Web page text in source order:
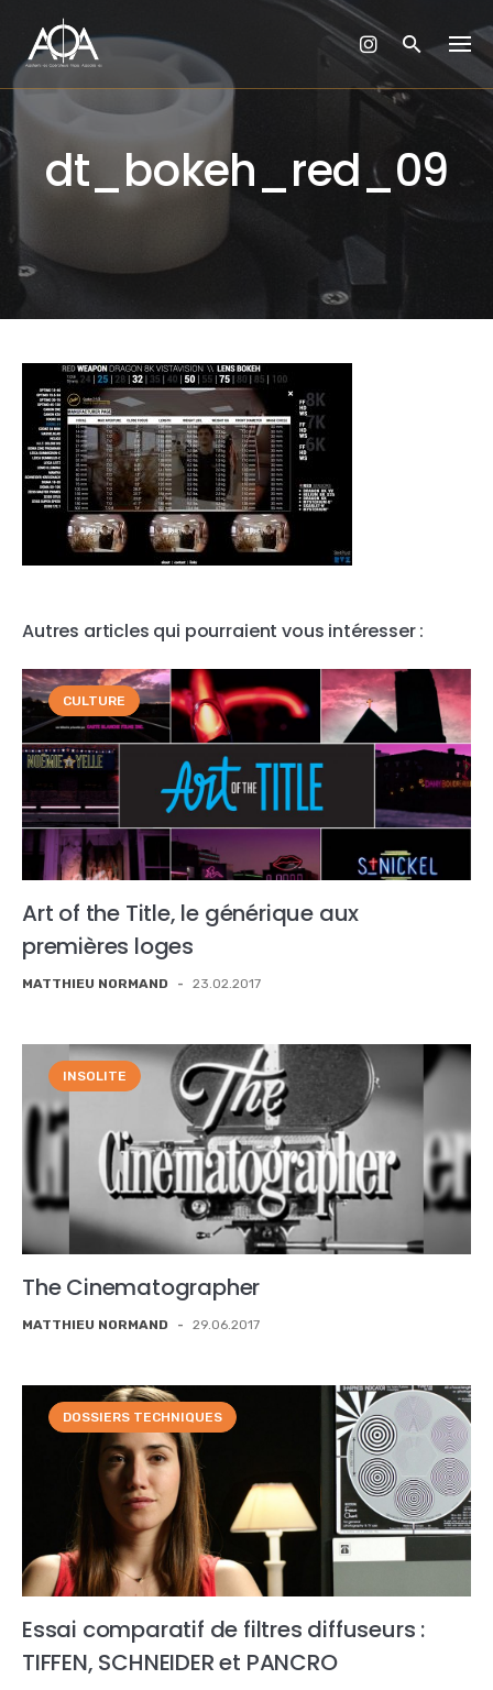
content
dt_bokeh_red_09
Autres articles qui pourraient vous intéresser :
CULTURE
Art of the Title, le générique aux
premières loges
MATTHIEU NORMAND - 23.02.2017
INSOLITE
The Cinematographer
MATTHIEU NORMAND - 29.06.2017
DOSSIERS TECHNIQUES
Essai comparatif de filtres diffuseurs :
TIFFEN, SCHNEIDER et PANCRO